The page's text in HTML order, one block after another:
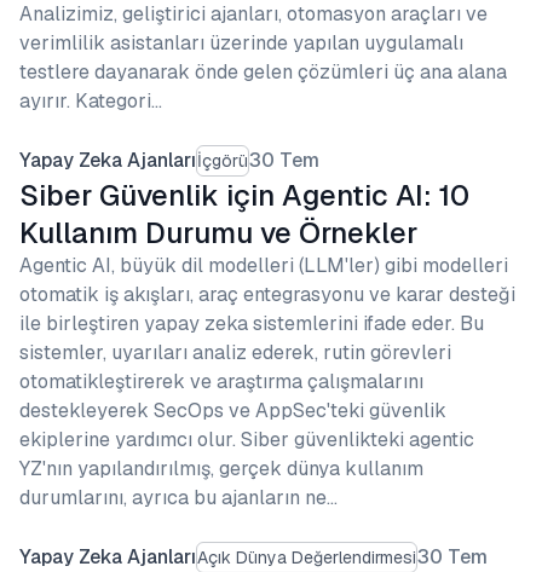
Analizimiz, geliştirici ajanları, otomasyon araçları ve
verimlilik asistanları üzerinde yapılan uygulamalı
testlere dayanarak önde gelen çözümleri üç ana alana
ayırır. Kategori…
Yapay Zeka Ajanlarıİçgörü30 Tem
Siber Güvenlik için Agentic AI: 10
Kullanım Durumu ve Örnekler
Agentic AI, büyük dil modelleri (LLM'ler) gibi modelleri
otomatik iş akışları, araç entegrasyonu ve karar desteği
ile birleştiren yapay zeka sistemlerini ifade eder. Bu
sistemler, uyarıları analiz ederek, rutin görevleri
otomatikleştirerek ve araştırma çalışmalarını
destekleyerek SecOps ve AppSec'teki güvenlik
ekiplerine yardımcı olur. Siber güvenlikteki agentic
YZ'nın yapılandırılmış, gerçek dünya kullanım
durumlarını, ayrıca bu ajanların ne…
Yapay Zeka AjanlarıAçık Dünya Değerlendirmesi30 Tem